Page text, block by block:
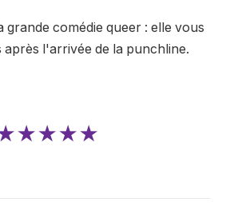
grande comédie queer : elle vous
après l'arrivée de la punchline.